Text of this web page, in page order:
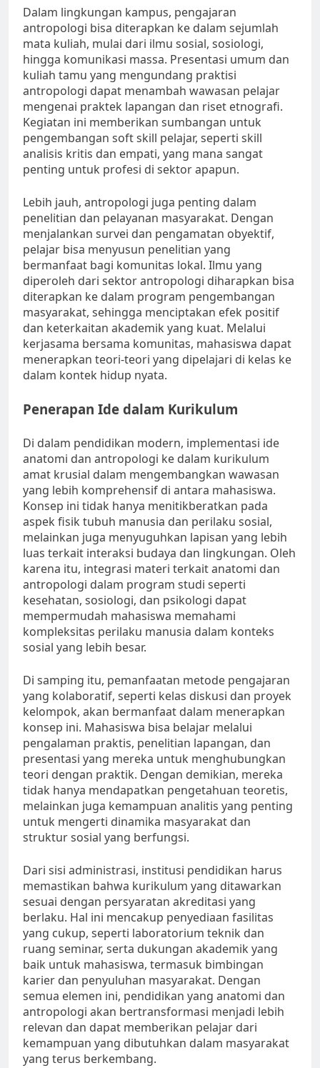
Dalam lingkungan kampus, pengajaran
antropologi bisa diterapkan ke dalam sejumlah
mata kuliah, mulai dari ilmu sosial, sosiologi,
hingga komunikasi massa. Presentasi umum dan
kuliah tamu yang mengundang praktisi
antropologi dapat menambah wawasan pelajar
mengenai praktek lapangan dan riset etnografi.
Kegiatan ini memberikan sumbangan untuk
pengembangan soft skill pelajar, seperti skill
analisis kritis dan empati, yang mana sangat
penting untuk profesi di sektor apapun.
Lebih jauh, antropologi juga penting dalam
penelitian dan pelayanan masyarakat. Dengan
menjalankan survei dan pengamatan obyektif,
pelajar bisa menyusun penelitian yang
bermanfaat bagi komunitas lokal. Ilmu yang
diperoleh dari sektor antropologi diharapkan bisa
diterapkan ke dalam program pengembangan
masyarakat, sehingga menciptakan efek positif
dan keterkaitan akademik yang kuat. Melalui
kerjasama bersama komunitas, mahasiswa dapat
menerapkan teori-teori yang dipelajari di kelas ke
dalam kontek hidup nyata.
Penerapan Ide dalam Kurikulum
Di dalam pendidikan modern, implementasi ide
anatomi dan antropologi ke dalam kurikulum
amat krusial dalam mengembangkan wawasan
yang lebih komprehensif di antara mahasiswa.
Konsep ini tidak hanya menitikberatkan pada
aspek fisik tubuh manusia dan perilaku sosial,
melainkan juga menyuguhkan lapisan yang lebih
luas terkait interaksi budaya dan lingkungan. Oleh
karena itu, integrasi materi terkait anatomi dan
antropologi dalam program studi seperti
kesehatan, sosiologi, dan psikologi dapat
mempermudah mahasiswa memahami
kompleksitas perilaku manusia dalam konteks
sosial yang lebih besar.
Di samping itu, pemanfaatan metode pengajaran
yang kolaboratif, seperti kelas diskusi dan proyek
kelompok, akan bermanfaat dalam menerapkan
konsep ini. Mahasiswa bisa belajar melalui
pengalaman praktis, penelitian lapangan, dan
presentasi yang mereka untuk menghubungkan
teori dengan praktik. Dengan demikian, mereka
tidak hanya mendapatkan pengetahuan teoretis,
melainkan juga kemampuan analitis yang penting
untuk mengerti dinamika masyarakat dan
struktur sosial yang berfungsi.
Dari sisi administrasi, institusi pendidikan harus
memastikan bahwa kurikulum yang ditawarkan
sesuai dengan persyaratan akreditasi yang
berlaku. Hal ini mencakup penyediaan fasilitas
yang cukup, seperti laboratorium teknik dan
ruang seminar, serta dukungan akademik yang
baik untuk mahasiswa, termasuk bimbingan
karier dan penyuluhan masyarakat. Dengan
semua elemen ini, pendidikan yang anatomi dan
antropologi akan bertransformasi menjadi lebih
relevan dan dapat memberikan pelajar dari
kemampuan yang dibutuhkan dalam masyarakat
yang terus berkembang.